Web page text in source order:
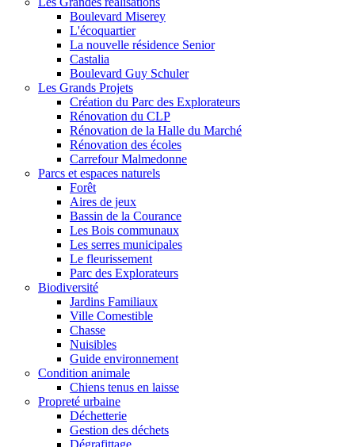
Boulevard Miserey
L'écoquartier
La nouvelle résidence Senior
Castalia
Boulevard Guy Schuler
Les Grands Projets
Création du Parc des Explorateurs
Rénovation du CLP
Rénovation de la Halle du Marché
Rénovation des écoles
Carrefour Malmedonne
Parcs et espaces naturels
Forêt
Aires de jeux
Bassin de la Courance
Les Bois communaux
Les serres municipales
Le fleurissement
Parc des Explorateurs
Biodiversité
Jardins Familiaux
Ville Comestible
Chasse
Nuisibles
Guide environnement
Condition animale
Chiens tenus en laisse
Propreté urbaine
Déchetterie
Gestion des déchets